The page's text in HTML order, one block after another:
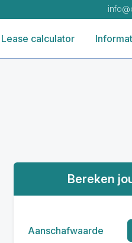
Lease calculator
Bereken
Aanschafwaarde